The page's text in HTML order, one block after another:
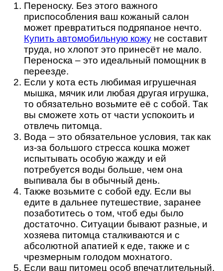
Переноску. Без этого важного
приспособления ваш кожаный салон
может превратиться подряпаное нечто.
Купить автомобильную кожу не составит
труда, но хлопот это принесёт не мало.
Переноска – это идеальный помощник в
переезде.
Если у кота есть любимая игрушечная
мышка, мячик или любая другая игрушка,
то обязательно возьмите её с собой. Так
вы сможете хоть от части успокоить и
отвлечь питомца.
Вода – это обязательное условия, так как
из-за большого стресса кошка может
испытывать особую жажду и ей
потребуется воды больше, чем она
выпивала бы в обычный день.
Также возьмите с собой еду. Если вы
едите в дальнее путешествие, заранее
позаботитесь о том, чтоб еды было
достаточно. Ситуации бывают разные, и
хозяева питомца сталкиваются и с
абсолютной апатией к еде, также и с
чрезмерным голодом мохнатого.
Если ваш питомец особ впечатлительный,